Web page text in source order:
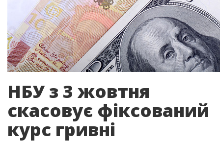
НБУ з 3 жовтня
скасовує фіксований
курс гривні